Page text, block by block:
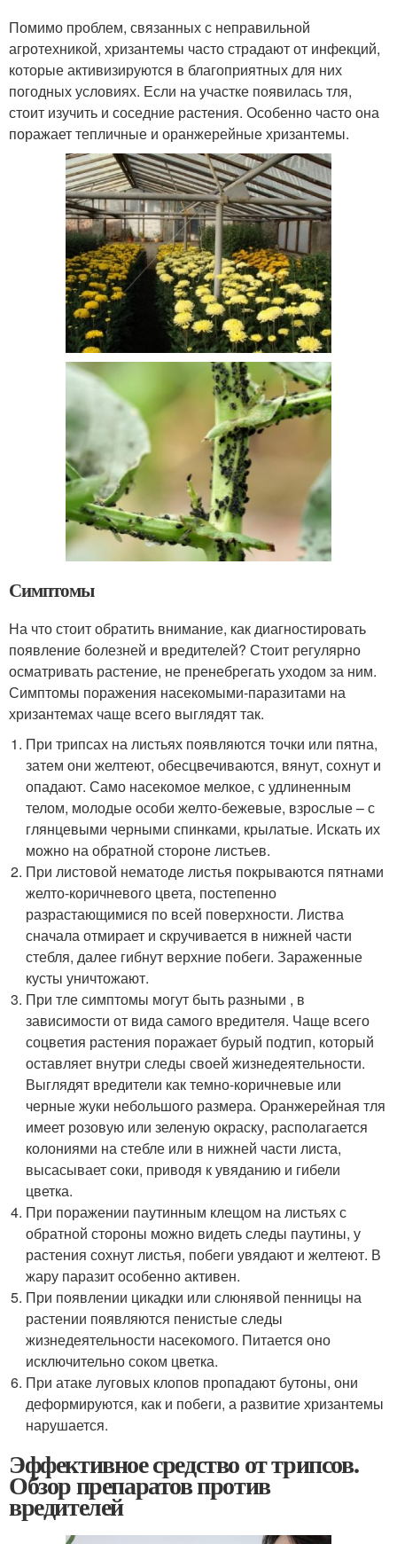
Помимо проблем, связанных с неправильной
агротехникой, хризантемы часто страдают от инфекций,
которые активизируются в благоприятных для них
погодных условиях. Если на участке появилась тля,
стоит изучить и соседние растения. Особенно часто она
поражает тепличные и оранжерейные хризантемы.
Симптомы
На что стоит обратить внимание, как диагностировать
появление болезней и вредителей? Стоит регулярно
осматривать растение, не пренебрегать уходом за ним.
Симптомы поражения насекомыми-паразитами на
хризантемах чаще всего выглядят так.
При трипсах на листьях появляются точки или пятна,
затем они желтеют, обесцвечиваются, вянут, сохнут и
опадают. Само насекомое мелкое, с удлиненным
телом, молодые особи желто-бежевые, взрослые – с
глянцевыми черными спинками, крылатые. Искать их
можно на обратной стороне листьев.
При листовой нематоде листья покрываются пятнами
желто-коричневого цвета, постепенно
разрастающимися по всей поверхности. Листва
сначала отмирает и скручивается в нижней части
стебля, далее гибнут верхние побеги. Зараженные
кусты уничтожают.
При тле симптомы могут быть разными , в
зависимости от вида самого вредителя. Чаще всего
соцветия растения поражает бурый подтип, который
оставляет внутри следы своей жизнедеятельности.
Выглядят вредители как темно-коричневые или
черные жуки небольшого размера. Оранжерейная тля
имеет розовую или зеленую окраску, располагается
колониями на стебле или в нижней части листа,
высасывает соки, приводя к увяданию и гибели
цветка.
При поражении паутинным клещом на листьях с
обратной стороны можно видеть следы паутины, у
растения сохнут листья, побеги увядают и желтеют. В
жару паразит особенно активен.
При появлении цикадки или слюнявой пенницы на
растении появляются пенистые следы
жизнедеятельности насекомого. Питается оно
исключительно соком цветка.
При атаке луговых клопов пропадают бутоны, они
деформируются, как и побеги, а развитие хризантемы
нарушается.
Эффективное средство от трипсов.
Обзор препаратов против
вредителей